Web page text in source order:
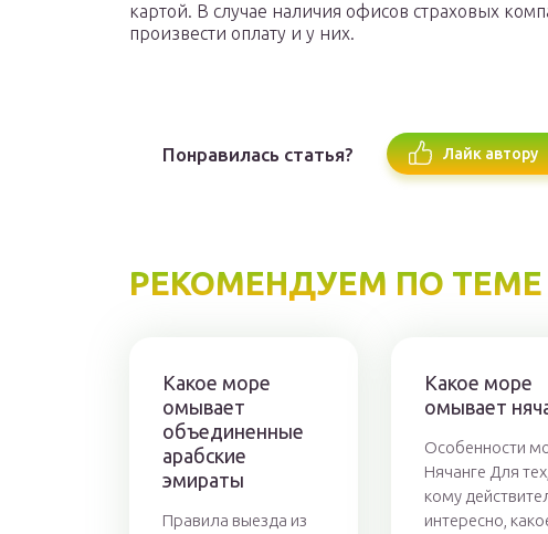
картой. В случае наличия офисов страховых
произвести оплату и у них.
Понравилась статья? Лайк автору
РЕКОМЕНДУЕМ ПО ТЕМЕ
Какое море
омывает
объединенные
арабские
эмираты
Правила выезда из
Какое море
омывает
Особенности
Нячанге Для тех,
кому
интересно,